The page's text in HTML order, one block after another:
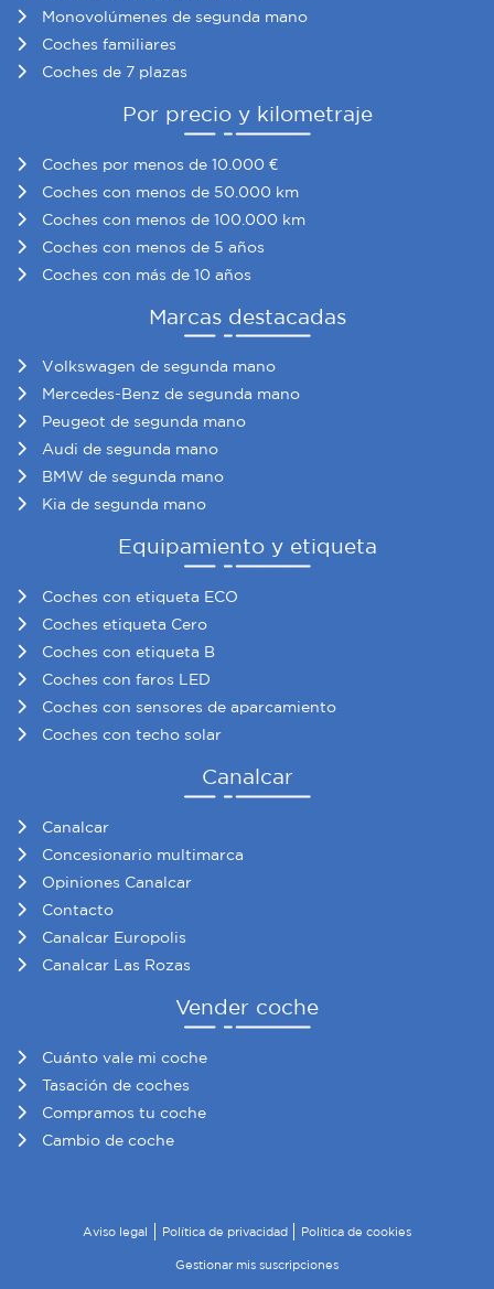
Monovolúmenes de segunda mano
Coches familiares
Coches de 7 plazas
Por precio y kilometraje
Coches por menos de 10.000 €
Coches con menos de 50.000 km
Coches con menos de 100.000 km
Coches con menos de 5 años
Coches con más de 10 años
Marcas destacadas
Volkswagen de segunda mano
Mercedes-Benz de segunda mano
Peugeot de segunda mano
Audi de segunda mano
BMW de segunda mano
Kia de segunda mano
Equipamiento y etiqueta
Coches con etiqueta ECO
Coches etiqueta Cero
Coches con etiqueta B
Coches con faros LED
Coches con sensores de aparcamiento
Coches con techo solar
Canalcar
Canalcar
Concesionario multimarca
Opiniones Canalcar
Contacto
Canalcar Europolis
Canalcar Las Rozas
Vender coche
Cuánto vale mi coche
Tasación de coches
Compramos tu coche
Cambio de coche
Aviso legal Política de privacidad Política de cookies
Gestionar mis suscripciones